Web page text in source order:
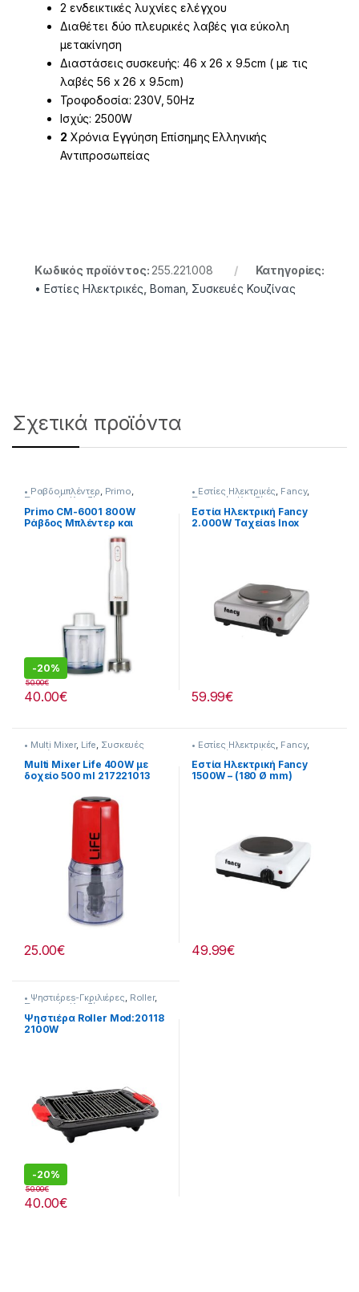
2 ενδεικτικές λυχνίες ελέγχου
Διαθέτει δύο πλευρικές λαβές για εύκολη
μετακίνηση
Διαστάσεις συσκευής: 46 x 26 x 9.5cm ( με τις
λαβές 56 x 26 x 9.5cm)
Τροφοδοσία: 230V, 50Hz
Ισχύς: 2500W
2 Χρόνια Εγγύηση Επίσημης Ελληνικής
Αντιπροσωπείας
Κωδικός προϊόντος: 255.221.008
Κατηγορίες:
• Εστίες Ηλεκτρικές ,Boman Συσκευές Κουζίνας
Σχετικά προϊόντα
• Ραβδομπλέντερ, Primo,
Συσκευές Κουζίνας
Primo CM-6001 800W
Ράβδος Mπλέντερ και
-20%
40.00€
50.00€
• Εστίες Ηλεκτρικές, Fancy,
Συσκευές Κουζίνας
Εστία Ηλεκτρική Fancy
2.000W Ταχείαs Inox
59.99€
• Multi Mixer, Life Συσκευές
Κουζίνας
Multi Mixer Life 400W με
δοχείο 500 ml 217221013
25.00€
• Εστίες Ηλεκτρικές Fancy,
Συσκευές Κουζίνας
Εστία Ηλεκτρική Fancy
1500W – (180 Ø mm)
49.99€
• Ψηστιέρεs-Γκριλιέρες, Roller,
Συσκευές Κουζίνας
Ψηστιέρα Roller Mod:20118
2100W
-20%
40.00€
50.00€